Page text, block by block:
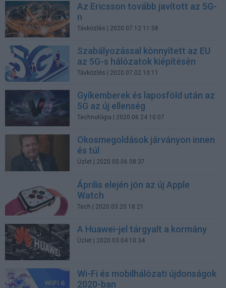
Az Ericsson tovább javított az 5G-
n
Távközlés | 2020.07.12 11:58
Szabályozással könnyített az EU
az 5G-s hálózatok kiépítésén
Távközlés | 2020.07.02 10:11
Gyíkemberek és laposföld után az
5G az új ellenség
Technológia | 2020.06.24 10:07
Okosmegoldások járványon innen
és túl
Üzlet | 2020.05.06 08:37
Április elején jön az új Apple
Watch
Tech | 2020.03.20 18:21
A Huawei-jel tárgyalt a kormány
Üzlet | 2020.03.04 10:34
Wi-Fi és mobilhálózati újdonságok
2020-ban